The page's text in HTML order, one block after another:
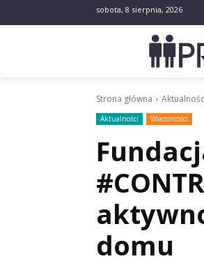
sobota, 8 sierpnia, 2026
Strona główna
Aktualności Wiadomości
domu